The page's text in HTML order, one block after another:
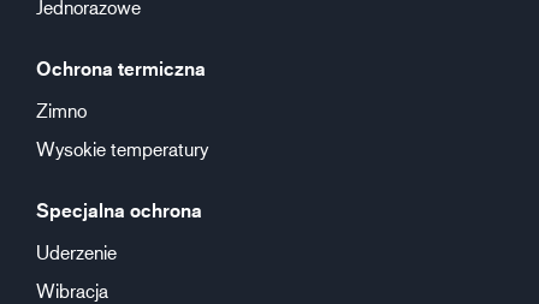
Jednorazowe
Ochrona termiczna
Zimno
Wysokie temperatury
Specjalna ochrona
Uderzenie
Wibracja